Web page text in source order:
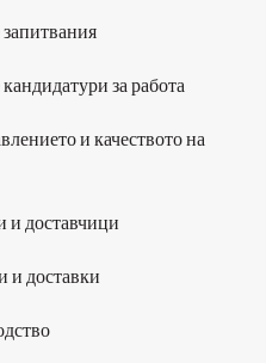
запитвания
кандидатури за работа
и качеството на
и доставчици
и доставки